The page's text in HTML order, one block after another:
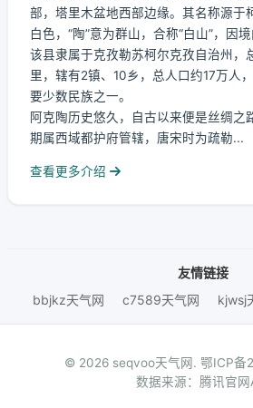
部，塔里木盆地西部边缘。其名称源于
白色，“陶”意为群山，合称“白山”，因
该县隶属于克孜勒苏柯尔克孜自治州，
里，辖有2镇、10乡，总人口约17万人
要少数民族之一。
阿克陶历史悠久，自古以来便是丝绸之
期属西域都护府管辖，唐宋时为疏勒...
查看更多介绍
友情链接
bbjkz天气网
c7589天气网 kjwsj
© 2026 seqvoo天气网. 鄂ICP备
数据来源：腾讯官网